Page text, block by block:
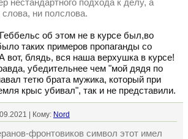
нестандартного подхода к делу, а
слова, ни полслова.
об этом не в курсе был,во
таких примеров пропаганды со
вот, блядь, вся наша верхушка в курсе!
убедительнее чем "мой дядя по
тетю брата мужика, который при
крыс убивал", так и не представили.
| Кому: Nord
фронтовиков символ этот имел